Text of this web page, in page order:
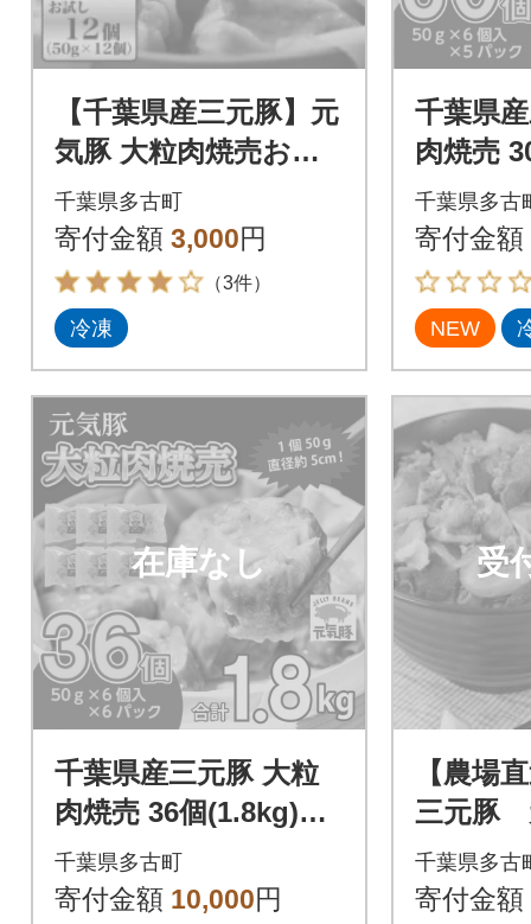
【千葉県産三元豚】元
気豚 大粒肉焼売お試
しセット 600g(50g×
12個)
千葉県多古町
寄付金額 3,000円
（3件）
冷凍
千葉県
肉焼売
気豚
千葉県多古
寄付金額
NEW
在庫なし
千葉県産三元豚 大粒
肉焼売 36個(1.8kg)元
気豚100%使用 冷凍
千葉県多古町
寄付金額 10,000円
受
【農場
三元豚
んの具
5パック
千葉県多古
寄付金額